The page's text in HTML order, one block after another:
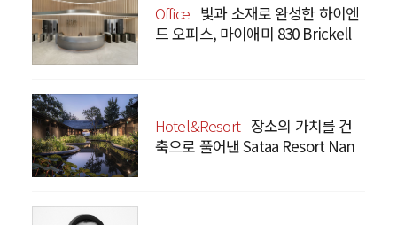
Office 빛과 소재로 완성한 하이엔
드 오피스, 마이애미 830 Brickell
Hotel&Resort 장소의 가치를 건
축으로 풀어낸 Sataa Resort Nan